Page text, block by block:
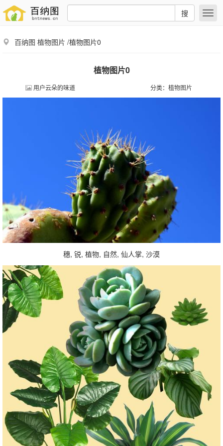
搜
百纳图 植物图片 /植物图片0
植物图片0
用户云朵的味道 分类： 植物图片
穗, 锐, 植物, 自然, 仙人掌, 沙漠